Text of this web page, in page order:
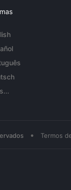
• Termos